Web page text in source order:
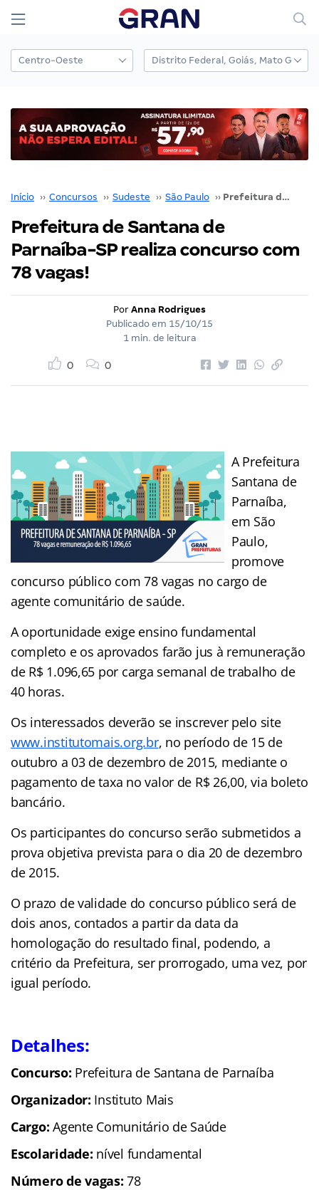
Início ›› Concursos ›› Sudeste ›› São Paulo ›› Prefeitura de Santana de Parnaíba-SP realiza concurso com 78 vagas!
Prefeitura de Santana de
Parnaíba-SP realiza concurso com
78 vagas!
Por Anna Rodrigues
Publicado em 15/10/15
1 min. de leitura
0 0
A Prefeitura
Santana de
Parnaíba,
em São
Paulo,
promove
concurso público com 78 vagas no cargo de
agente comunitário de saúde.
A oportunidade exige ensino fundamental
completo e os aprovados farão jus à remuneração
de R$ 1.096,65 por carga semanal de trabalho de
40 horas.
Os interessados deverão se inscrever pelo site
www.institutomais.org.br, no período de 15 de
outubro a 03 de dezembro de 2015, mediante o
pagamento de taxa no valor de R$ 26,00, via boleto
bancário.
Os participantes do concurso serão submetidos a
prova objetiva prevista para o dia 20 de dezembro
de 2015.
O prazo de validade do concurso público será de
dois anos, contados a partir da data da
homologação do resultado final, podendo, a
critério da Prefeitura, ser prorrogado, uma vez, por
igual período.
Detalhes:
Concurso: Prefeitura de Santana de Parnaíba
Organizador: Instituto Mais
Cargo: Agente Comunitário de Saúde
Escolaridade: nível fundamental
Número de vagas: 78